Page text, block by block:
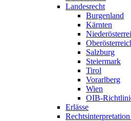
Landesrecht
Burgenland
Kärnten
Salzburg
Steiermark
Tirol
Vorarlberg
Wien
OIB-
Erlässe